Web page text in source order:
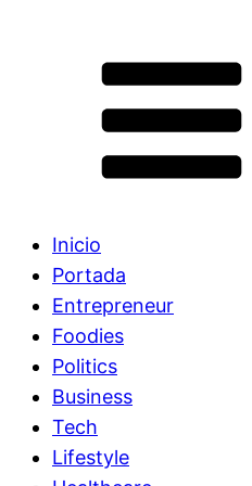
Inicio
Portada
Entrepreneur
Foodies
Politics
Business
Tech
Lifestyle